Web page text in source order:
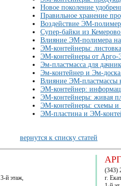
Новое поколение
Правильное хранение
Воздействие ЭМ-
Супер-байки из
Влияние ЭМ-полимера на
ЭМ-контейнеры: листовка
ЭМ-контейнеры от Арго-
Эм-пластмасса для
Эм-контейнер и Эм-
Влияние ЭМ-пластмассы
ЭМ-контейнер:
ЭМ-контейнеры: живая
ЭМ-контейнеры: схемы и
ЭМ-пластина и ЭМ-
вернутся к списку статей
й этаж,
(343)
г.